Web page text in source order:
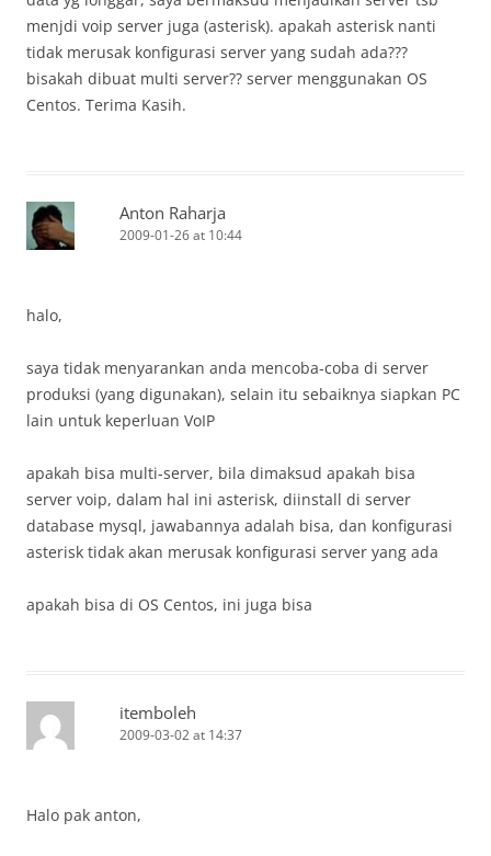
menjdi voip server juga (asterisk). apakah asterisk nanti
tidak merusak konfigurasi server yang sudah ada???
bisakah dibuat multi server?? server menggunakan OS
Centos. Terima Kasih.
Anton Raharja
2009-01-26 at 10:44
halo,
saya tidak menyarankan anda mencoba-coba di server
produksi (yang digunakan), selain itu sebaiknya siapkan PC
lain untuk keperluan VoIP
apakah bisa multi-server, bila dimaksud apakah bisa
server voip, dalam hal ini asterisk, diinstall di server
database mysql, jawabannya adalah bisa, dan konfigurasi
asterisk tidak akan merusak konfigurasi server yang ada
apakah bisa di OS Centos, ini juga bisa
itemboleh
2009-03-02 at 14:37
Halo pak anton,